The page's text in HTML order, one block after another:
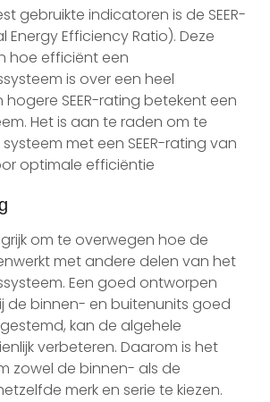
gebruikte indicatoren is de SEER-
Energy Efficiency Ratio). Deze
hoe efficiënt een
is over een heel
hogere SEER-rating betekent een
Het is aan te raden om te
met een SEER-rating van
optimale efficiëntie
om te overwegen hoe de
met andere delen van het
Een goed ontworpen
de binnen- en buitenunits goed
kan de algehele
verbeteren. Daarom is het
zowel de binnen- als de
merk en serie te kiezen.